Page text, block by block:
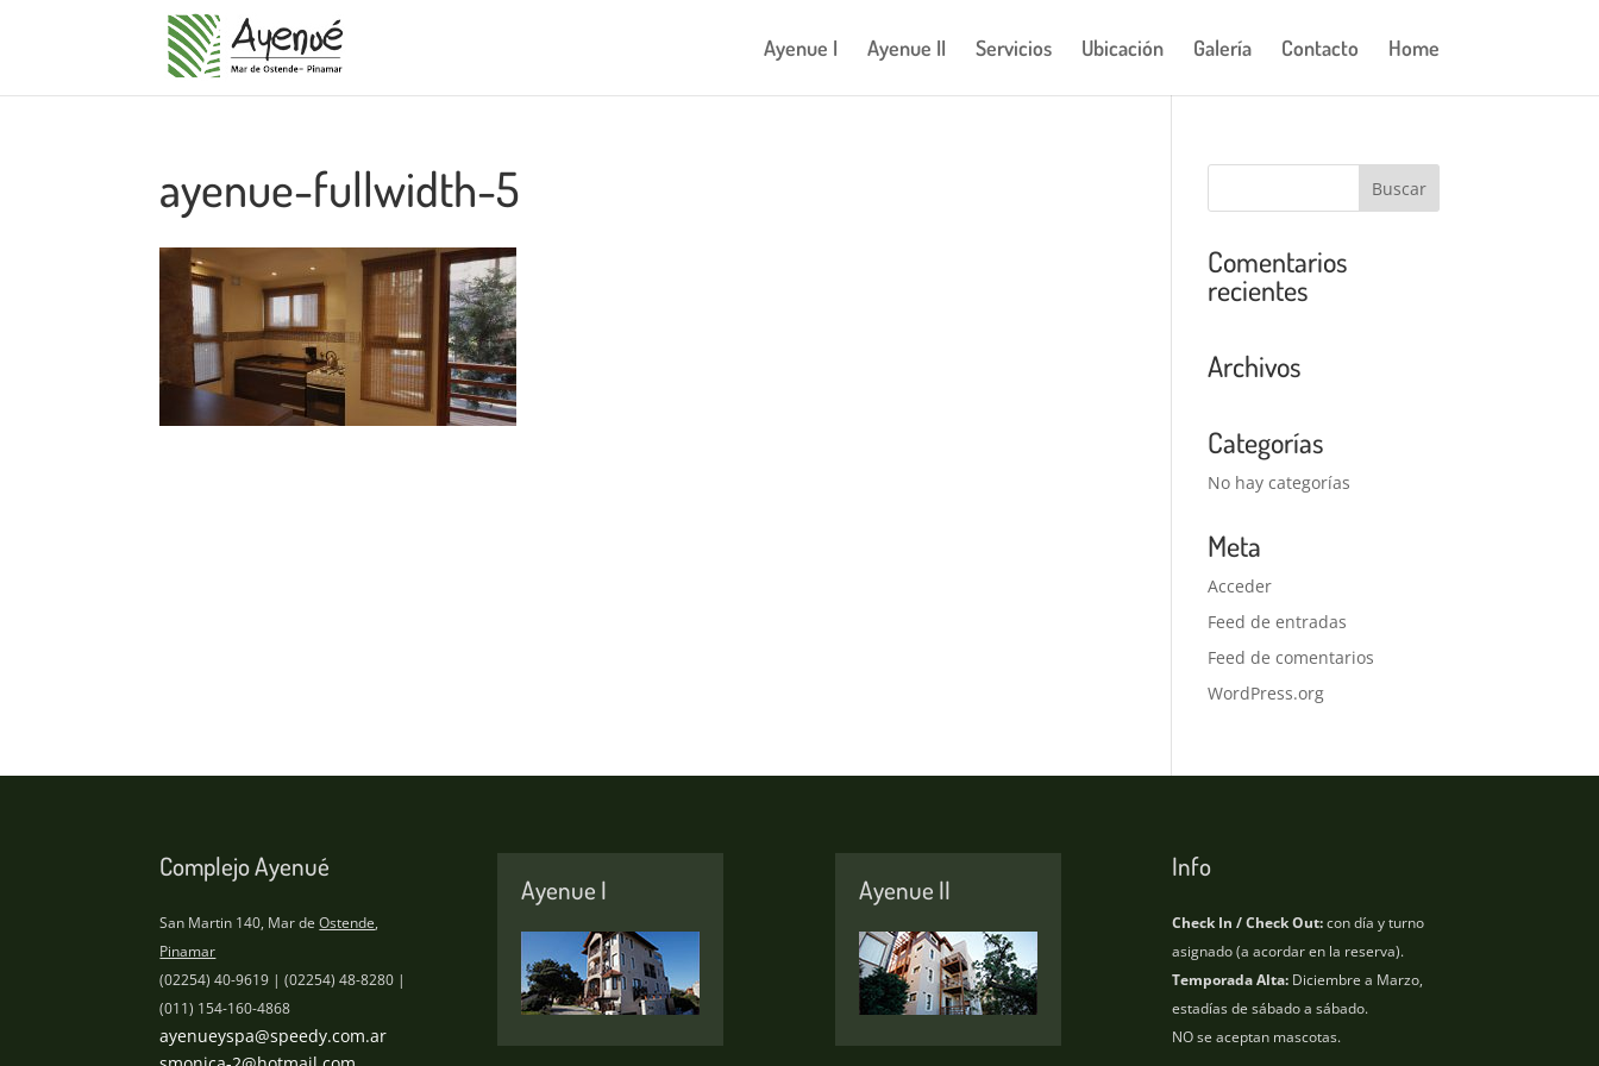
Ayenue I Ayenue II Servicios Ubicación Galería Contacto Home
ayenue-fullwidth-5
Comentarios
recientes
Archivos
Categorías
No hay categorías
Meta
Acceder
Feed de entradas
Feed de comentarios
WordPress.org
Complejo Ayenué
San Martin 140, Mar deOstende,
Pinamar
(02254) 40-9619 | (02254) 48-8280 |
(011) 154-160-4868
ayenueyspa@speedy.com.ar
Ayenue I Ayenue II
Info
Check In / Check Out:con día y turno
asignado (a acordar en la reserva).
Temporada Alta: Diciembre a Marzo,
estadías de sábado a sábado.
NO se aceptan mascotas.